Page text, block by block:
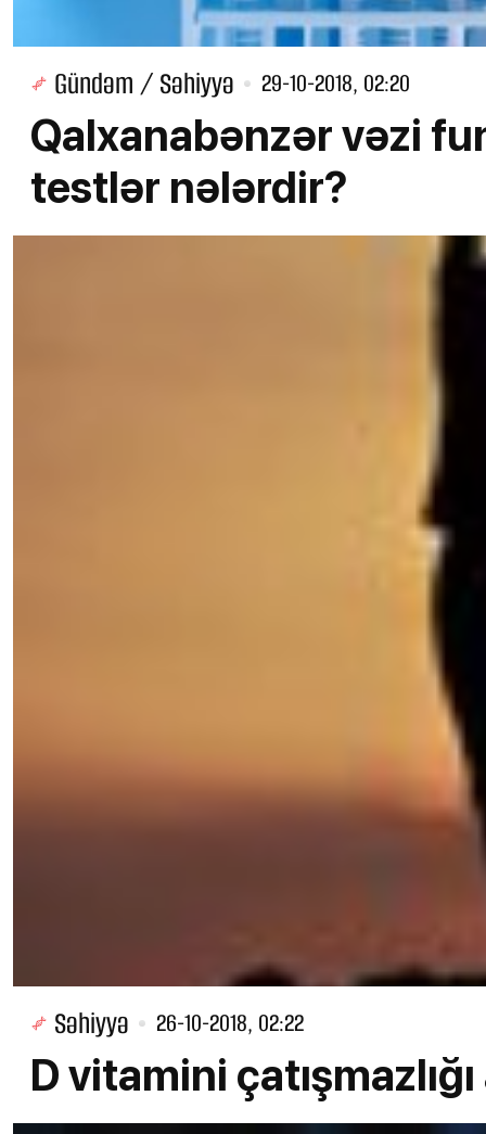
Gündəm / Səhiyyə 29-10-2018, 02:20
Qalxanabənzər vəzi
testlər nələrdir?
Səhiyyə 26-10-2018, 02:22
D vitamini